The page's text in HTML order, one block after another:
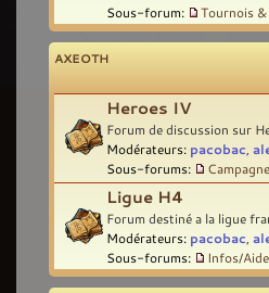
Sous-forum:
Tournois
AXEOTH
Heroes IV
Forum de discussion sur
Modérateurs: pacobac
Sous-forums:
Campagne
Ligue H4
Forum destiné a la ligue
Modérateurs: pacobac
Sous-forums:
Infos/